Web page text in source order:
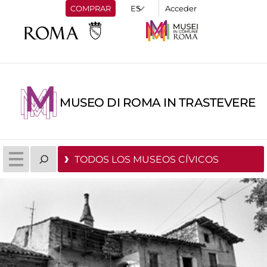
COMPRAR Acceder
MUSEO DI ROMA IN TRASTEVERE
TODOS LOS MUSEOS CÍVICOS